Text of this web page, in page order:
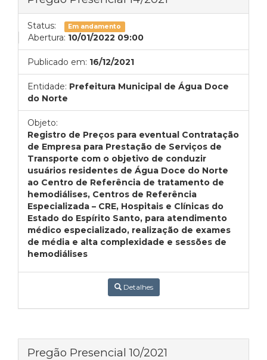
Status: Em andamento
Abertura: 10/01/2022 09:00
Publicado em: 16/12/2021
Entidade: Prefeitura Municipal de Água Doce
do Norte
Objeto:
Registro de Preços para eventual Contratação
de Empresa para Prestação de Serviços de
Transporte com o objetivo de conduzir
usuários residentes de Água Doce do Norte
ao Centro de Referência de tratamento de
hemodiálises, Centros de Referência
Especializada – CRE, Hospitais e Clínicas do
Estado do Espírito Santo, para atendimento
médico especializado, realização de exames
de média e alta complexidade e sessões de
hemodiálises
Detalhes
Pregão Presencial 10/2021